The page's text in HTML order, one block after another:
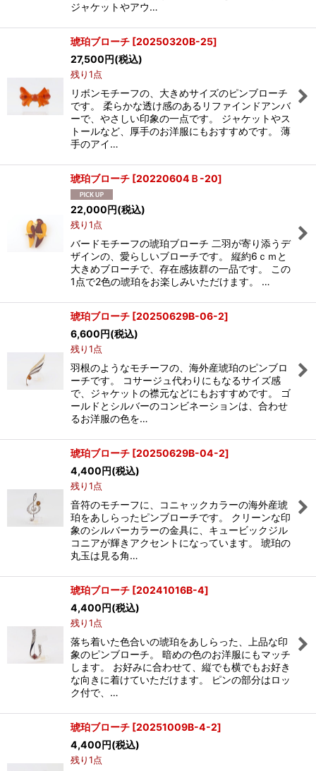
ジャケットやアウ…
琥珀ブローチ [20250320B-25]
27,500円(税込)
残り1点
リボンモチーフの、大きめサイズのピンブローチ
です。 柔らかな透け感のあるリファインドアンバ
ーで、やさしい印象の一点です。 ジャケットやス
トールなど、厚手のお洋服にもおすすめです。 薄
手のアイ…
琥珀ブローチ [20220604Ｂ-20]
22,000円(税込)
残り1点
バードモチーフの琥珀ブローチ 二羽が寄り添うデ
ザインの、愛らしいブローチです。 縦約6ｃｍと
大きめブローチで、存在感抜群の一品です。 この
1点で2色の琥珀をお楽しみいただけます。 …
琥珀ブローチ [20250629B-06-2]
6,600円(税込)
残り1点
羽根のようなモチーフの、海外産琥珀のピンブロ
ーチです。 コサージュ代わりにもなるサイズ感
で、ジャケットの襟元などにもおすすめです。 ゴ
ールドとシルバーのコンビネーションは、合わせ
るお洋服の色を…
琥珀ブローチ [20250629B-04-2]
4,400円(税込)
残り1点
音符のモチーフに、コニャックカラーの海外産琥
珀をあしらったピンブローチです。 クリーンな印
象のシルバーカラーの金具に、キュービックジル
コニアが輝きアクセントになっています。 琥珀の
丸玉は見る角…
琥珀ブローチ [20241016B-4]
4,400円(税込)
残り1点
落ち着いた色合いの琥珀をあしらった、上品な印
象のピンブローチ。 暗めの色のお洋服にもマッチ
します。 お好みに合わせて、縦でも横でもお好き
な向きに着けていただけます。 ピンの部分はロッ
ク付で、…
琥珀ブローチ [20251009B-4-2]
4,400円(税込)
残り1点